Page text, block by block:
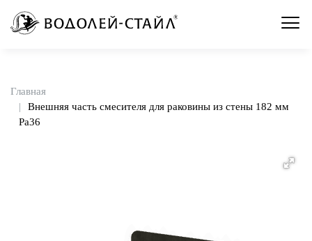
Главная
Внешняя часть смесителя для раковины из стены 182 мм
Pa36